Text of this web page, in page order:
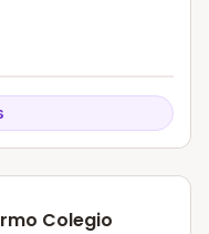
Colegio